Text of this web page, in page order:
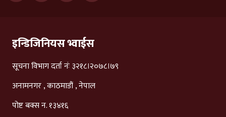
इन्डिजिनियस भ्वाईस
सूचना विभाग दर्ता नंः ३२१८।२०७८।७९
अनामनगर , काठमाडौं , नेपाल
पोष्ट बक्स न. १३४१६